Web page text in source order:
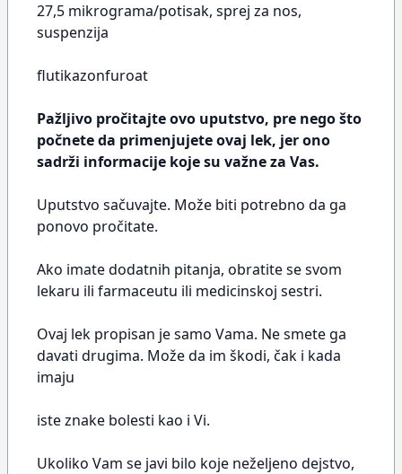
27,5 mikrograma/potisak, sprej za nos,
suspenzija
flutikazonfuroat
Pažljivo pročitajte ovo uputstvo, pre nego što
počnete da primenjujete ovaj lek, jer ono
sadrži informacije koje su važne za Vas.
Uputstvo sačuvajte. Može biti potrebno da ga
ponovo pročitate.
Ako imate dodatnih pitanja, obratite se svom
lekaru ili farmaceutu ili medicinskoj sestri.
Ovaj lek propisan je samo Vama. Ne smete ga
davati drugima. Može da im škodi, čak i kada
imaju
iste znake bolesti kao i Vi.
Ukoliko Vam se javi bilo koje neželjeno dejstvo,